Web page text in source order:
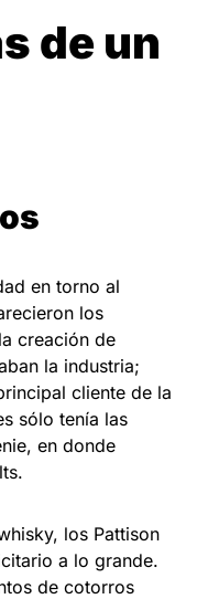
de un
en torno al
los
creación de
la industria;
cliente de la
sólo tenía las
en donde
los Pattison
a lo grande.
de cotorros